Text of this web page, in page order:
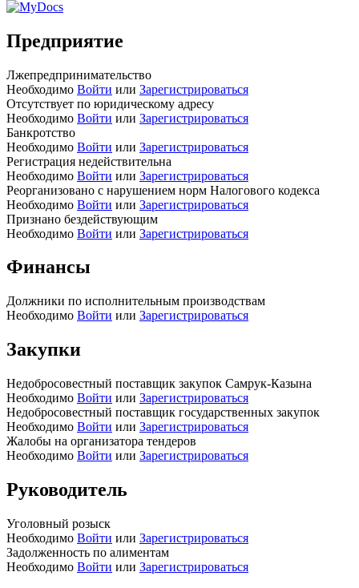
Предприятие
Лжепредпринимательство
Необходимо Войти или Зарегистрироваться
Отсутствует по юридическому адресу
Необходимо Войти или Зарегистрироваться
Банкротство
Необходимо Войти или Зарегистрироваться
Регистрация недействительна
Необходимо Войти или Зарегистрироваться
Реорганизовано с нарушением норм Налогового кодекса
Необходимо Войти или Зарегистрироваться
Признано бездействующим
Необходимо Войти или Зарегистрироваться
Финансы
Должники по исполнительным производствам
Необходимо Войти или Зарегистрироваться
Закупки
Недобросовестный поставщик закупок Самрук-Казына
Необходимо Войти или Зарегистрироваться
Недобросовестный поставщик государственных закупок
Необходимо Войти или Зарегистрироваться
Жалобы на организатора тендеров
Необходимо Войти или Зарегистрироваться
Руководитель
Уголовный розыск
Необходимо Войти или Зарегистрироваться
Задолженность по алиментам
Необходимо Войти или Зарегистрироваться